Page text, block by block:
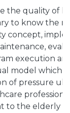
the quality of
to know the
concept,
execution
model which
of pressure
to the elderly